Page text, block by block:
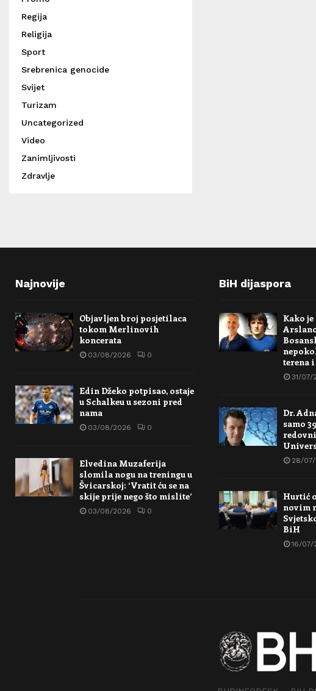
Regija
Religija
Sport
Srebrenica genocide
Svijet
Turizam
Uncategorized
Video
Zanimljivosti
Zdravlje
Najnovije
Objavljen broj posjetilaca
tokom Merlinovih
koncerata
03/08/2026 0
Edin Džeko potpisao, ostaje
u Schalkeu u sezoni pred
nama
03/08/2026 0
Elvedina Muzaferija
slomila nogu na treningu u
Švicarskoj: ‘Vratit ću se na
skije prije nego što mislite’
03/08/2026 0
BiH dijaspora
Kako
terena
31/07/
Dr.
samo
28/
Hurtić
novim
BiH
16/07/